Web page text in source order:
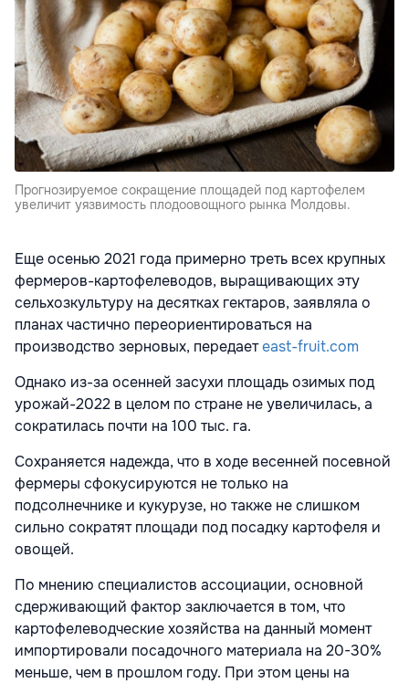
Прогнозируемое сокращение площадей под картофелем
увеличит уязвимость плодоовощного рынка Молдовы.
Еще осенью 2021 года примерно треть всех крупных
фермеров-картофелеводов, выращивающих эту
сельхозкультуру на десятках гектаров, заявляла о
планах частично переориентироваться на
производство зерновых, передаетeast-fruit.com
Однако из-за осенней засухи площадь озимых под
урожай-2022 в целом по стране не увеличилась, а
сократилась почти на 100 тыс. га.
Сохраняется надежда, что в ходе весенней посевной
фермеры сфокусируются не только на
подсолнечнике и кукурузе, но также не слишком
сильно сократят площади под посадку картофеля и
овощей.
По мнению специалистов ассоциации, основной
сдерживающий фактор заключается в том, что
картофелеводческие хозяйства на данный момент
импортировали посадочного материала на 20-30%
меньше, чем в прошлом году. При этом цены на